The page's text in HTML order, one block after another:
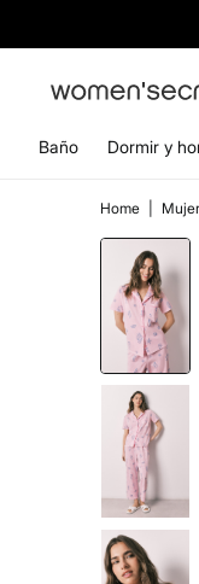
Baño Dormir y
Home Mujer